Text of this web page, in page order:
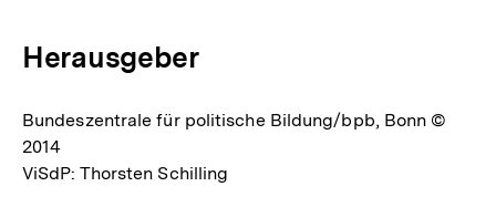
Herausgeber
Bundeszentrale für politische Bildung/bpb, Bonn ©
2014
ViSdP: Thorsten Schilling